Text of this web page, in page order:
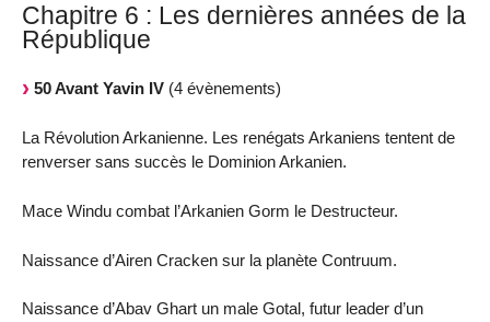
Chapitre 6 : Les dernières années de la
République
50 Avant Yavin IV (4 évènements)
La Révolution Arkanienne. Les renégats Arkaniens tentent de
renverser sans succès le Dominion Arkanien.
Mace Windu combat l’Arkanien Gorm le Destructeur.
Naissance d’Airen Cracken sur la planète Contruum.
Naissance d’Abav Ghart un male Gotal, futur leader d’un